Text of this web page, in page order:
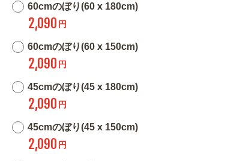
60cmのぼり(60 x 180cm)
2,090 円
60cmのぼり(60 x 150cm)
2,090 円
45cmのぼり(45 x 180cm)
2,090 円
45cmのぼり(45 x 150cm)
2,090 円